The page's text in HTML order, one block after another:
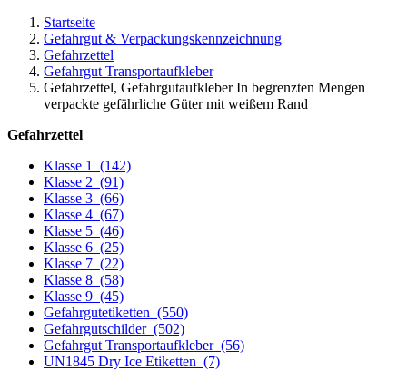
Startseite
Gefahrgut & Verpackungskennzeichnung
Gefahrzettel
Gefahrgut Transportaufkleber
Gefahrzettel, Gefahrgutaufkleber In begrenzten Mengen
verpackte gefährliche Güter mit weißem Rand
Gefahrzettel
Klasse 1
(142)
Klasse 2 (91)
Klasse 3 (66)
Klasse 4 (67)
Klasse 5 (46)
Klasse 6 (25)
Klasse 7 (22)
Klasse 8 (58)
Klasse 9 (45)
Gefahrgutetiketten (550)
Gefahrgutschilder (502)
Gefahrgut Transportaufkleber (56)
UN1845 Dry Ice Etiketten (7)